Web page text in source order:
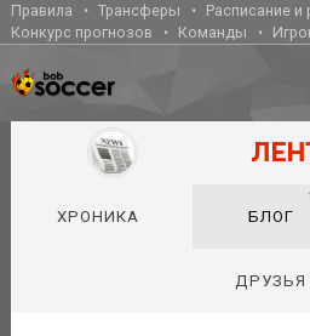
Правила Трансферы
Расписание и
Конкурс прогнозов
Команды
ХРОНИКА БЛОГ
ДРУЗЬЯ